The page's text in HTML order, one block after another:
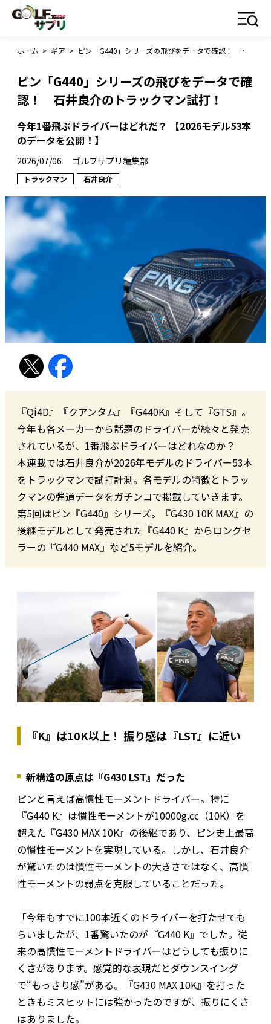
ホーム > ギア > ピン「G440」シリーズの飛びをデータで確認！ 石井良介のトラックマン試打！
ピン「G440」シリーズの飛びをデータで確
認！ 石井良介のトラックマン試打！
今年1番飛ぶドライバーはどれだ？ 【2026モデル53本
のデータを公開！】
2026/07/06 ゴルフサプリ編集部
トラックマン 石井良介
『Qi4D』『クアンタム』『G440K』そして『GTS』。
今年も各メーカーから話題のドライバーが続々と発売
されているが、1番飛ぶドライバーはどれなのか？
本連載では石井良介が2026年モデルのドライバー53本
をトラックマンで試打計測。各モデルの特徴とトラッ
クマンの弾道データをガチンコで掲載していきます。
第5回はピン『G440』シリーズ。『G430 10K MAX』の
後継モデルとして発売された『G440 K』からロングセ
ラーの『G440 MAX』など5モデルを紹介。
『K』は10K以上！ 振り感は『LST』に近い
新構造の原点は『G430 LST』だった
ピンと言えば高慣性モーメントドライバー。特に
『G440 K』は慣性モーメントが10000g.cc（10K）を
超えた『G430 MAX 10K』の後継であり、ピン史上最高
の慣性モーメントを実現している。しかし、石井良介
が驚いたのは慣性モーメントの大きさではなく、高慣
性モーメントの弱点を克服していることだった。
「今年もすでに100本近くのドライバーを打たせても
らいましたが、1番驚いたのが『G440 K』でした。従
来の高慣性モーメントドライバーはどうしても振りに
くさがあります。感覚的な表現だとダウンスイング
で“もっさり感”がある。『G430 MAX 10K』を打った
ときもミスヒットには強かったのですが、振りにくさ
はありました。